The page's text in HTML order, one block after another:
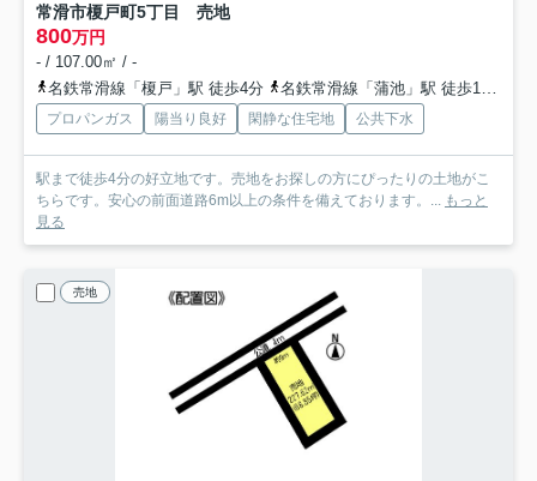
常滑市榎戸町5丁目 売地
800万円
- / 107.00㎡ / -
名鉄常滑線「榎戸」駅 徒歩4分
名鉄常滑線「蒲池」駅 徒歩14分
プロパンガス 陽当り良好 閑静な住宅地 公共下水
駅まで徒歩4分の好立地です。売地をお探しの方にぴったりの土地がこ
ちらです。安心の前面道路6m以上の条件を備えております。...
もっと
見る
売地